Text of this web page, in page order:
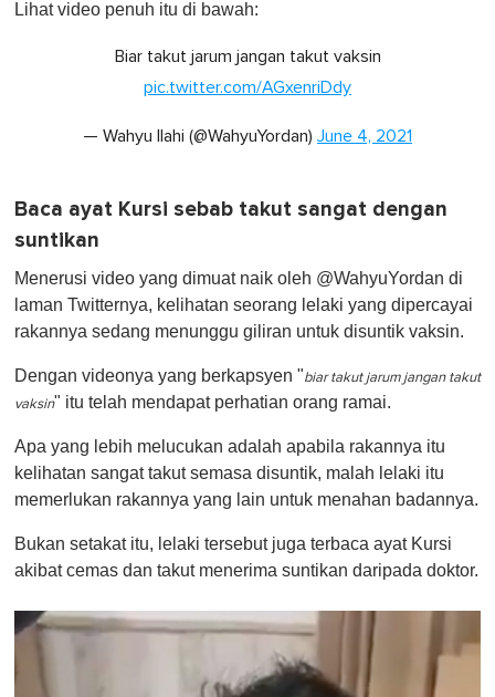
,Lihat video penuh itu di bawah:
Biar takut jarum jangan takut vaksin
pic.twitter.com/AGxenriDdy
— Wahyu Ilahi (@WahyuYordan) June 4, 2021
Baca ayat Kursi sebab takut sangat dengan
suntikan
Menerusi video yang dimuat naik oleh @WahyuYordan di
laman Twitternya, kelihatan seorang lelaki yang dipercayai
rakannya sedang menunggu giliran untuk disuntik vaksin.
Dengan videonya yang berkapsyen "biar takut jarum jangan takut
vaksin" itu telah mendapat perhatian orang ramai.
Apa yang lebih melucukan adalah apabila rakannya itu
kelihatan sangat takut semasa disuntik, malah lelaki itu
memerlukan rakannya yang lain untuk menahan badannya.
Bukan setakat itu, lelaki tersebut juga terbaca ayat Kursi
akibat cemas dan takut menerima suntikan daripada doktor.